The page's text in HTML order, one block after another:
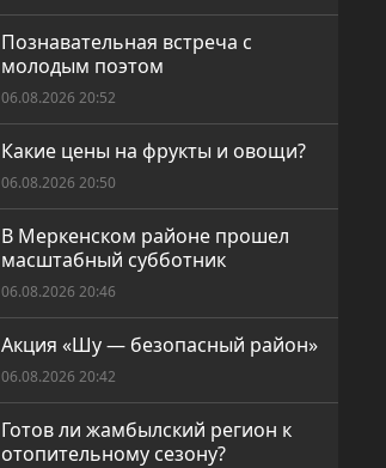
Познавательная встреча с
молодым поэтом
06.08.2026 20:52
Какие цены на фрукты и овощи?
06.08.2026 20:50
В Меркенском районе прошел
масштабный субботник
06.08.2026 20:46
Акция «Шу — безопасный район»
06.08.2026 20:42
Готов ли жамбылский регион к
отопительному сезону?